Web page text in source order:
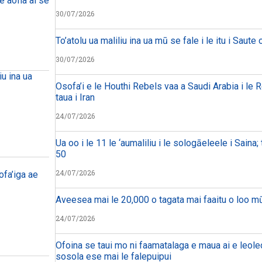
ina ua
ae
30/07/2026
To’atolu ua maliliu ina ua mū se fale i le itu i Saute
30/07/2026
Osofa’i e le Houthi Rebels vaa a Saudi Arabia i le
taua i Iran
24/07/2026
Ua oo i le 11 le ‘aumaliliu i le sologāeleele i Saina;
50
24/07/2026
Aveesea mai le 20,000 o tagata mai faaitu o loo
24/07/2026
Ofoina se taui mo ni faamatalaga e maua ai e
sosola ese mai le falepuipui